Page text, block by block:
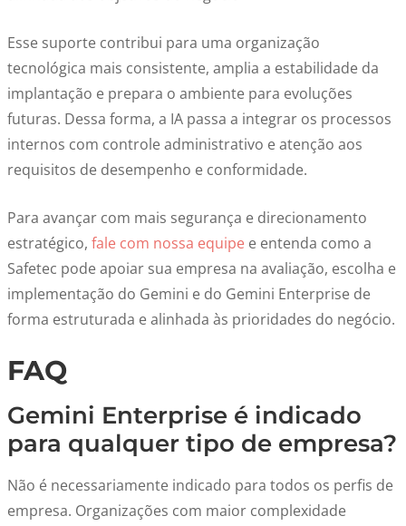
Esse suporte contribui para uma organização
tecnológica mais consistente, amplia a estabilidade da
implantação e prepara o ambiente para evoluções
futuras. Dessa forma, a IA passa a integrar os processos
internos com controle administrativo e atenção aos
requisitos de desempenho e conformidade.
Para avançar com mais segurança e direcionamento
estratégico, fale com nossa equipe e entenda como a
Safetec pode apoiar sua empresa na avaliação, escolha e
implementação do Gemini e do Gemini Enterprise de
forma estruturada e alinhada às prioridades do negócio.
FAQ
Gemini Enterprise é indicado
para qualquer tipo de empresa?
Não é necessariamente indicado para todos os perfis de
empresa. Organizações com maior complexidade